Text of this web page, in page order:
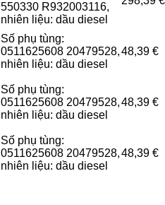
550330 R932003116,
nhiên liệu: dầu diesel
Số phụ tùng:
0511625608 20479528,
nhiên liệu: dầu diesel
48,39 €
Số phụ tùng:
0511625608 20479528,
nhiên liệu: dầu diesel
48,39 €
Số phụ tùng:
0511625608 20479528,
nhiên liệu: dầu diesel
48,39 €